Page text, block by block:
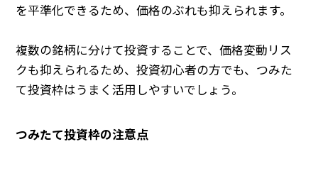
を平準化できるため、価格のぶれも抑えられます。
複数の銘柄に分けて投資することで、価格変動リス
クも抑えられるため、投資初心者の方でも、つみた
て投資枠はうまく活用しやすいでしょう。
つみたて投資枠の注意点